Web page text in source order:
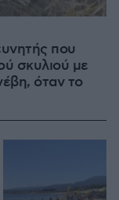
που
σκυλιού με
όταν το